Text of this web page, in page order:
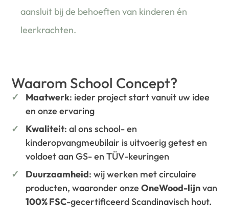
aansluit bij de behoeften van kinderen én
leerkrachten.
Waarom School Concept?
Maatwerk: ieder project start vanuit uw idee
en onze ervaring
Kwaliteit: al ons school- en
kinderopvangmeubilair is uitvoerig getest en
voldoet aan GS- en TÜV-keuringen
Duurzaamheid: wij werken met circulaire
producten, waaronder onzeOneWood-lijnvan
100% FSC-gecertificeerd Scandinavisch hout.